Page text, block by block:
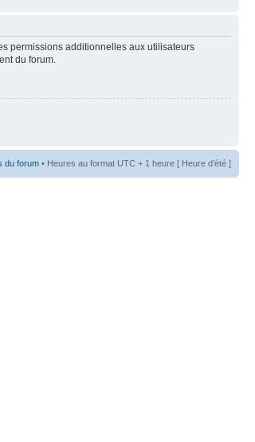
permissions additionnelles aux utilisateurs
du forum.
du forum • Heures au format UTC + 1 heure [ Heure d’été ]